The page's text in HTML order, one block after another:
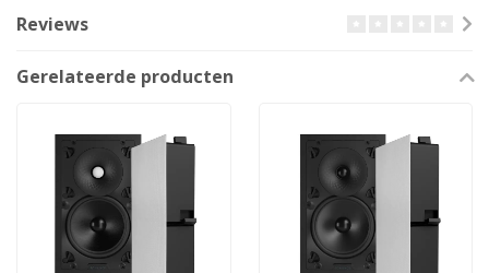
Reviews
Gerelateerde producten